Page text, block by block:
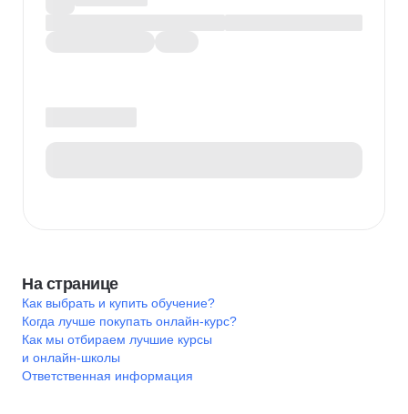
На странице
Как выбрать и купить обучение?
Когда лучше покупать онлайн-курс?
Как мы отбираем лучшие курсы
и онлайн-школы
Ответственная информация